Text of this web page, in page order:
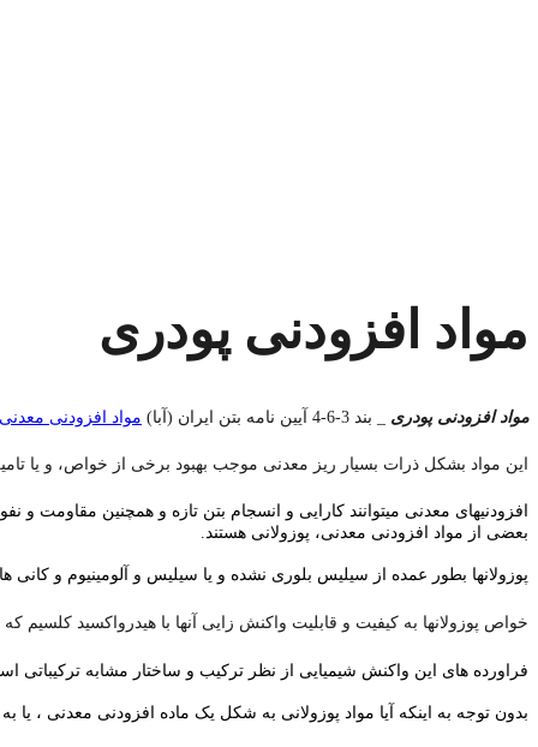
مواد افزودنی پودری
مواد افزودنی پودری بند 3-6-4 آیین نامه بتن ایران (آبا) مواد افزودنی معدنی
این مواد بشکل ذرات بسیار ریز معدنی موجب بهبود برخی از خواص، و یا
افزودنیهای معدنی میتوانند کارایی و انسجام بتن تازه و همچنین مقاومت و
بعضی از مواد افزودنی معدنی، پوزولانی هستند.
پوزولانها بطور عمده از سیلیس بلوری نشده و یا سیلیس و آلومینیوم و کانی
خواص پوزولانها به کیفیت و قابلیت واکنش زایی آنها با هیدرواکسید کلسیم
فراورده های این واکنش شیمیایی از نظر ترکیب و ساختار مشابه ترکیباتی
بدون توجه به اینکه آیا مواد پوزولانی به شکل یک ماده افزودنی معدنی ، یا